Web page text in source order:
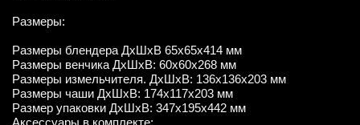
Размеры:
Размеры блендера ДxШxВ 65x65x414 мм
Размеры венчика ДxШxВ: 60x60x268 мм
Размеры измельчителя. ДxШxВ: 136x136x203 мм
Размеры чаши ДxШxВ: 174x117x203 мм
Размер упаковки ДxШxВ: 347x195x442 мм
Аксессуары в комплекте: